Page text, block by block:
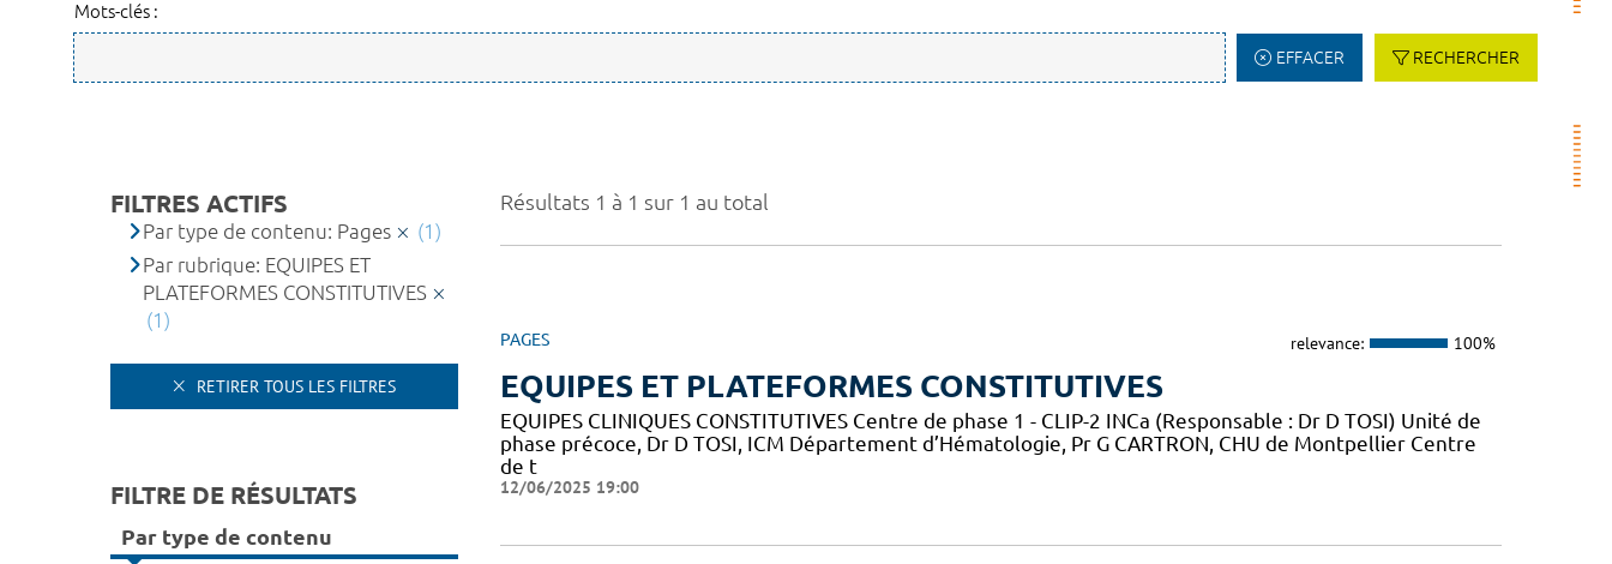
Mots-clés :
EFFACER RECHERCHER
Résultats 1 à 1 sur 1 au total
PAGES relevance: 100%
EQUIPES ET PLATEFORMES CONSTITUTIVES
EQUIPES CLINIQUES CONSTITUTIVES Centre de phase 1 - CLIP-2 INCa (Responsable : Dr D TOSI) Unité de
phase précoce, Dr D TOSI, ICM Département d’Hématologie, Pr G CARTRON, CHU de Montpellier Centre
de t
12/06/2025 19:00
FILTRES ACTIFS
Par type de contenu: Pages
(1)
Par rubrique: EQUIPES ET
PLATEFORMES CONSTITUTIVES
(1)
RETIRER TOUS LES FILTRES
FILTRE DE RÉSULTATS
Par type de contenu